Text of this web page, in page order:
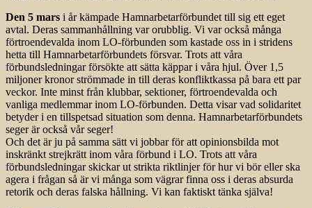
Den 5 mars i år kämpade Hamnarbetarförbundet till sig ett eget
avtal. Deras sammanhållning var orubblig. Vi var också många
förtroendevalda inom LO-förbunden som kastade oss in i stridens
hetta till Hamnarbetarförbundets försvar. Trots att våra
förbundsledningar försökte att sätta käppar i våra hjul. Över 1,5
miljoner kronor strömmade in till deras konfliktkassa på bara ett par
veckor. Inte minst från klubbar, sektioner, förtroendevalda och
vanliga medlemmar inom LO-förbunden. Detta visar vad solidaritet
betyder i en tillspetsad situation som denna. Hamnarbetarförbundets
seger är också vår seger!
Och det är ju på samma sätt vi jobbar för att opinionsbilda mot
inskränkt strejkrätt inom våra förbund i LO. Trots att våra
förbundsledningar skickar ut strikta riktlinjer för hur vi bör eller ska
agera i frågan så är vi många som vägrar finna oss i deras absurda
retorik och deras falska hållning. Vi kan faktiskt tänka själva!